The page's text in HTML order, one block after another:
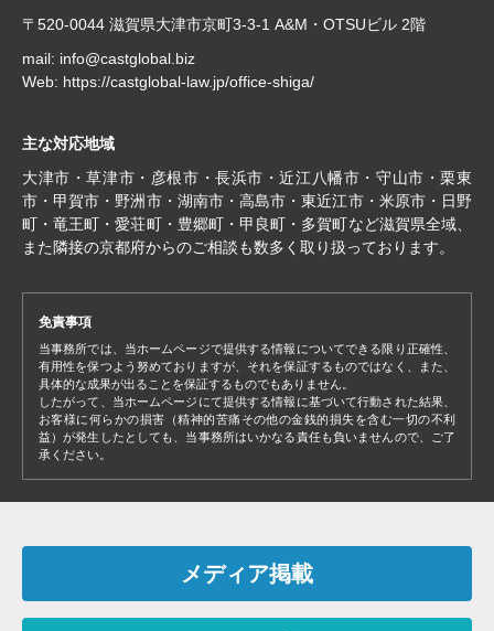
〒520-0044 滋賀県大津市京町3-3-1 A&M・OTSUビル 2階
mail: info@castglobal.biz
Web: https://castglobal-law.jp/office-shiga/
主な対応地域
大津市・草津市・彦根市・長浜市・近江八幡市・守山市・栗東
市・甲賀市・野洲市・湖南市・高島市・東近江市・米原市・日野
町・竜王町・愛荘町・豊郷町・甲良町・多賀町など滋賀県全域、
また隣接の京都府からのご相談も数多く取り扱っております。
免責事項
当事務所では、当ホームページで提供する情報についてできる限り正確性、
有用性を保つよう努めておりますが、それを保証するものではなく、また、
具体的な成果が出ることを保証するものでもありません。
したがって、当ホームページにて提供する情報に基づいて行動された結果、
お客様に何らかの損害（精神的苦痛その他の金銭的損失を含む一切の不利
益）が発生したとしても、当事務所はいかなる責任も負いませんので、ご了
承ください。
メディア掲載